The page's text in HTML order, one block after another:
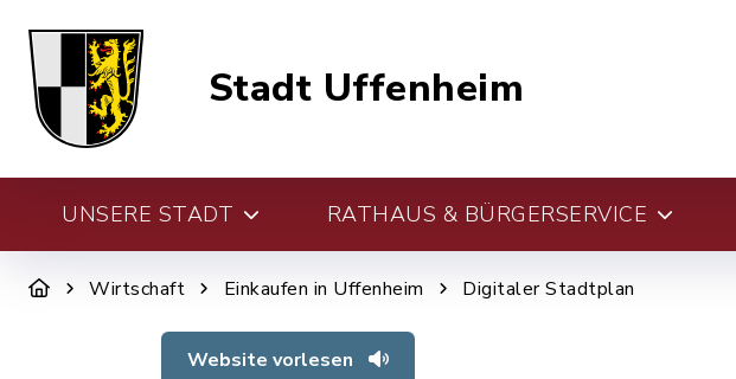
Stadt Uffenheim
UNSERE STADT RATHAUS & BÜRGERSERVICE
Wirtschaft Einkaufen in Uffenheim Digitaler Stadtplan
Website vorlesen